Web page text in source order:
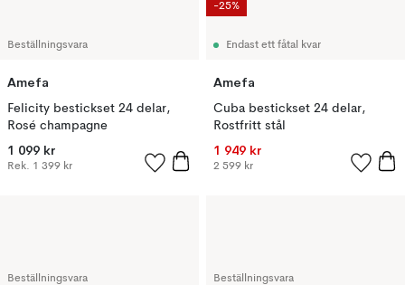
Beställningsvara
Amefa
Felicity bestickset 24 delar,
Rosé champagne
1 099 kr
Rek. 1 399 kr
Endast ett fåtal kvar
Amefa
Cuba bestickset 24 delar,
Rostfritt stål
1 949 kr
2 599 kr
-25%
Beställningsvara Beställningsvara